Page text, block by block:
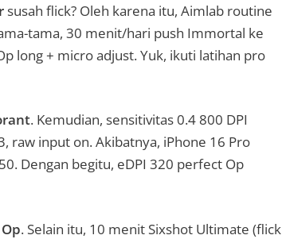
susah flick? Oleh karena itu, Aimlab routine
tama, 30 menit/hari push Immortal ke
long + micro adjust. Yuk, ikuti latihan pro
. Kemudian, sensitivitas 0.4 800 DPI
raw input on. Akibatnya, iPhone 16 Pro
Dengan begitu, eDPI 320 perfect Op
. Selain itu, 10 menit Sixshot Ultimate (flick